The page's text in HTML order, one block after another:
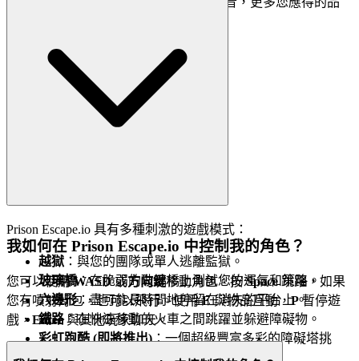
Prison Escape.io 具有多種刺激的遊戲模式：
越獄 ：與您的團隊或單人逃離監獄。
玻璃橋：在脆弱的玻璃橋上測試您的運氣和策略。
六邊形：盡可能長時間地停留在消失的平台上。
鐵路：在快速移動的火車之間跳躍並躲避障礙物。
彩虹跑酷 (即將推出)：一個超級豐富多彩的障礙塔挑
戰！
我如何在 Prison Escape.io 中控制我的角色？
您可以使用WASD或方向鍵移動角色。按Space跳躍，如果
您有噴射背包，也可以飛行。使用E與物品互動，P暫停遊
戲，Enter與其他玩家聊天。